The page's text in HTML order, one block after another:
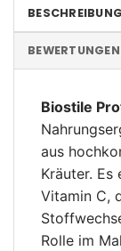
BESCHREIBUNG
Biostile
aus
Kräuter. Es
Vitamin C,
Rolle im